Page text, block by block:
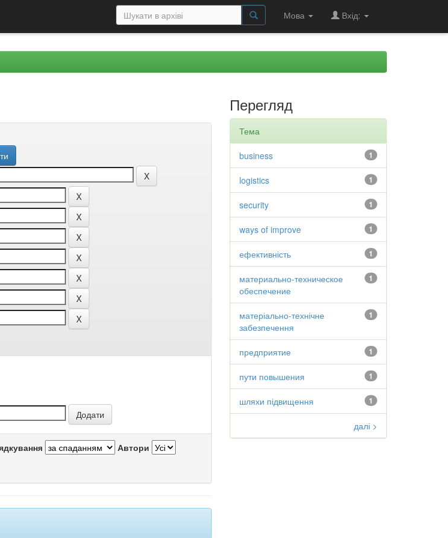
Мова Вхід:
Автори
Перегляд
Тема
1
business
1
logistics
1
security
1
ways of improve
1
ефективність
1
материально-техническое
обеспечение
1
матеріально-технічне
забезпечення
1
предприятие
1
пути повышения
1
шляхи підвищення
далі >